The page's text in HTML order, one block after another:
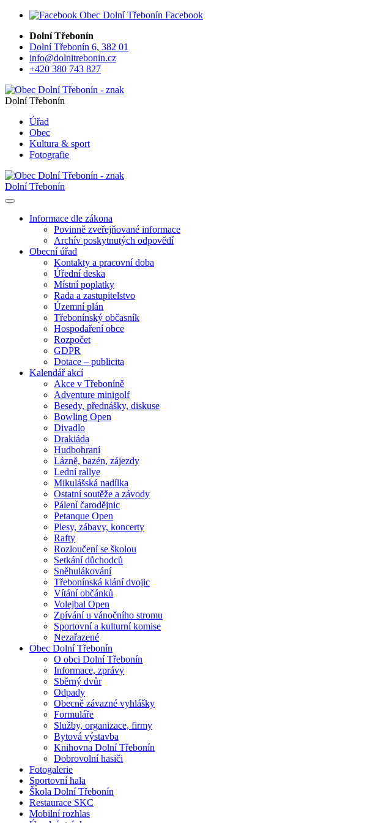
Facebook
Dolní Třebonín
Dolní Třebonín 6, 382 01
info@dolnitrebonin.cz
+420 380 743 827
Dolní Třebonín
Úřad
Obec
Kultura & sport
Fotografie
Dolní Třebonín
Informace dle zákona
Povinně zveřejňované informace
Archív poskytnutých odpovědí
Obecní úřad
Kontakty a pracovní doba
Úřední deska
Místní poplatky
Rada a zastupitelstvo
Územní plán
Třebonínský občasník
Hospodaření obce
Rozpočet
GDPR
Dotace – publicita
Kalendář akcí
Akce v Třeboníně
Adventure minigolf
Besedy, přednášky, diskuse
Bowling Open
Divadlo
Drakiáda
Hudbohraní
Lázně, bazén, zájezdy
Lední rallye
Mikulášská nadílka
Ostatní soutěže a závody
Pálení čarodějnic
Petanque Open
Plesy, zábavy, koncerty
Rafty
Rozloučení se školou
Setkání důchodců
Sněhulákování
Třebonínská klání dvojic
Vítání občánků
Volejbal Open
Zpívání u vánočního stromu
Sportovní a kulturní komise
Nezařazené
Obec Dolní Třebonín
O obci Dolní Třebonín
Informace, zprávy
Sběrný dvůr
Odpady
Obecně závazné vyhlášky
Formuláře
Služby, organizace, firmy
Bytová výstavba
Knihovna Dolní Třebonín
Dobrovolní hasiči
Fotogalerie
Sportovní hala
Škola Dolní Třebonín
Restaurace SKC
Mobilní rozhlas